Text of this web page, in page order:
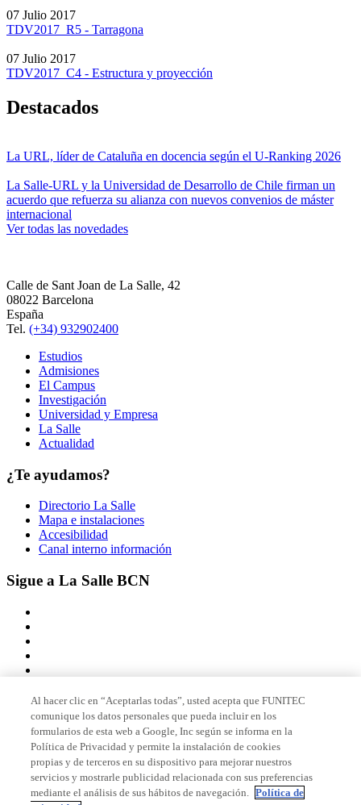
07 Julio 2017
TDV2017_R5 - Tarragona
07 Julio 2017
TDV2017_C4 - Estructura y proyección
Destacados
La URL, líder de Cataluña en docencia según el U-Ranking 2026
La Salle-URL y la Universidad de Desarrollo de Chile firman un
acuerdo que refuerza su alianza con nuevos convenios de máster
internacional
Ver todas las novedades
Calle de Sant Joan de La Salle, 42
08022 Barcelona
España
Tel. (+34) 932902400
Estudios
Admisiones
El Campus
Investigación
Universidad y Empresa
La Salle
Actualidad
¿Te ayudamos?
Directorio La Salle
Mapa e instalaciones
Accesibilidad
Canal interno información
Sigue a La Salle BCN
Miembro de
Acreditaciones
Al hacer clic en “Aceptarlas todas”, usted acepta que FUNITEC
comunique los datos personales que pueda incluir en los
formularios de esta web a Google, Inc según se informa en la
Política de Privacidad y permite la instalación de cookies
propias y de terceros en su dispositivo para mejorar nuestros
servicios y mostrarle publicidad relacionada con sus preferencias
mediante el análisis de sus hábitos de navegación. Política de